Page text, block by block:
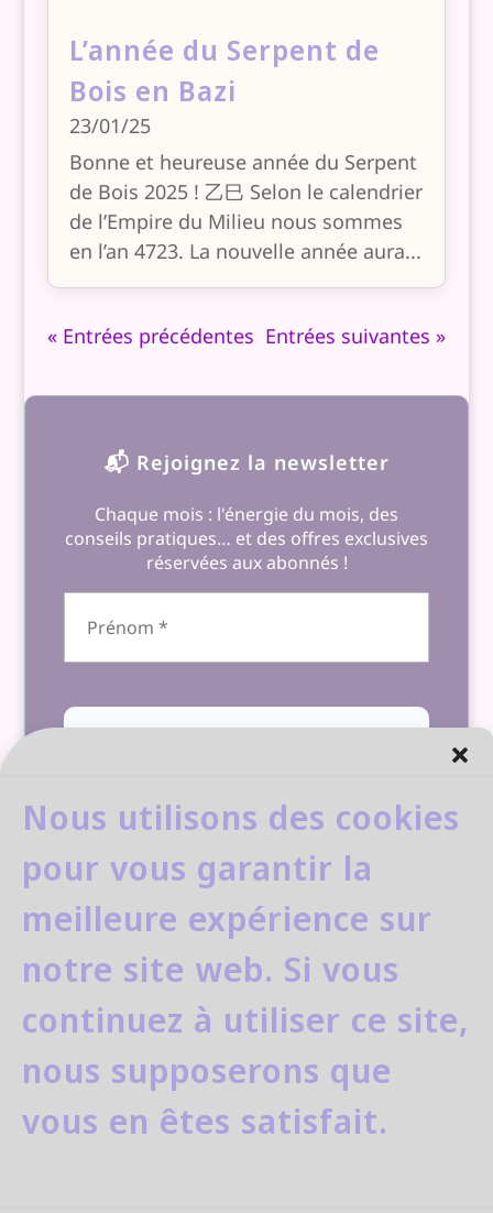
Nous utilisons des cookies
pour vous garantir la
meilleure expérience sur
notre site web. Si vous
continuez à utiliser ce site,
nous supposerons que
vous en êtes satisfait.
L’année du Serpent de
Bois en Bazi
23/01/25
Bonne et heureuse année du Serpent
de Bois 2025 ! 乙巳 Selon le calendrier
de l’Empire du Milieu nous sommes
en l’an 4723. La nouvelle année aura...
« Entrées précédentes Entrées suivantes »
📬 Rejoignez la newsletter
Chaque mois : l'énergie du mois, des
conseils pratiques… et des offres exclusives
réservées aux abonnés !
boîte email
Nous ne spammons pas ! Consultez notre
politique de confidentialité
pour plus
d’informations.
Delphine Garnier